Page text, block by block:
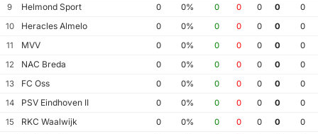
9
Helmond Sport 0 0% 0 0 0 0
0
10
Heracles Almelo 0 0% 0 0 0 0
0
11
MVV 0 0% 0 0 0 0
0
12
NAC Breda 0 0% 0 0 0 0
0
13
FC Oss 0 0% 0 0 0 0
0
14
PSV Eindhoven II 0 0% 0 0 0 0
0
15
RKC Waalwijk 0 0% 0 0 0 0
0